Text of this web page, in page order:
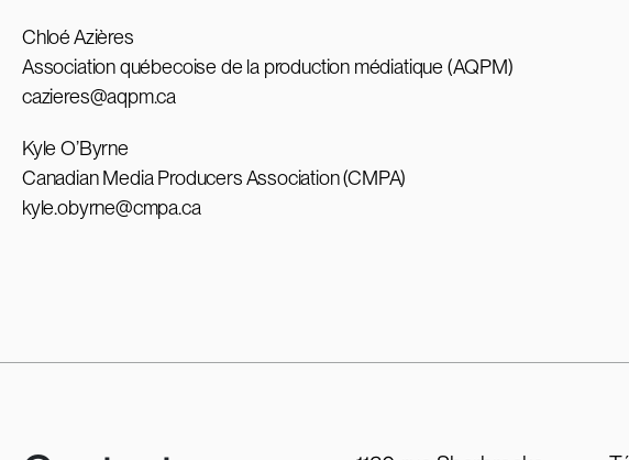
Chloé Azières
Association québecoise de la production médiatique (AQPM)
cazieres@aqpm.ca
Kyle O’Byrne
Canadian Media Producers Association (CMPA)
kyle.obyrne@cmpa.ca